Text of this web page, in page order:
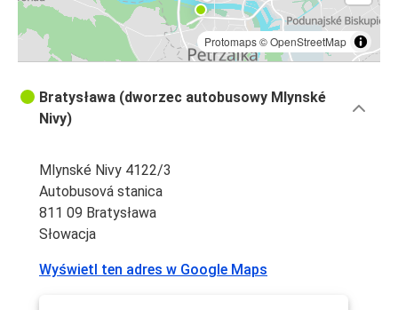
Protomaps©OpenStreetMap
Bratysława (dworzec autobusowy Mlynské
Nivy)
Mlynské Nivy 4122/3
Autobusová stanica
811 09 Bratysława
Słowacja
Wyświetl ten adres w Google Maps